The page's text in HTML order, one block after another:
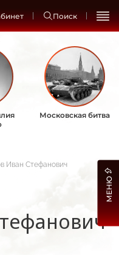
Поиск
Московская битва
Иван Стефанович
МЕНЮ